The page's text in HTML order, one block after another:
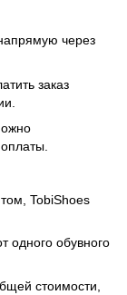
через
заказ
TobiShoes
одного обувного
стоимости,